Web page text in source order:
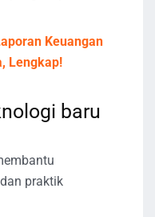
Keuangan
Lengkap!
baru
praktik